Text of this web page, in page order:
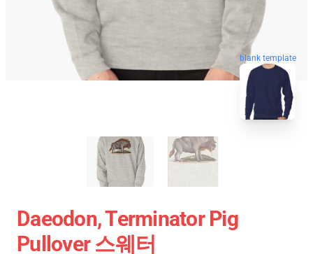
blank template
Daeodon, Terminator Pig
Pullover 스웨터